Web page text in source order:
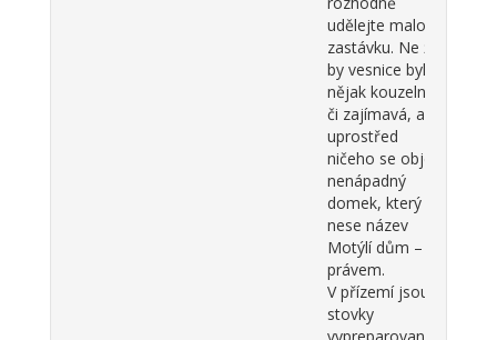
udělejte malou
zastávku. Ne že
by vesnice byla
nějak kouzelná,
či zajímavá, ale
uprostřed
ničeho se objeví
nenápadný
domek, který
nese název
Motýlí dům – a
právem.
V přízemí jsou
stovky